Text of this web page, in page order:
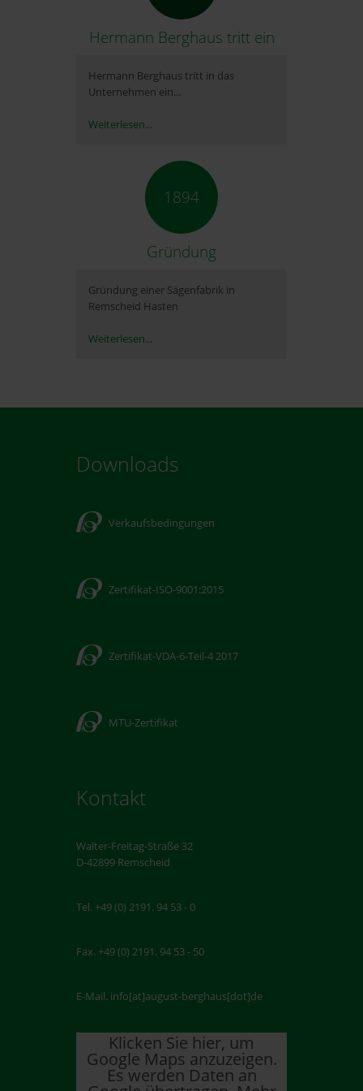
Hermann Berghaus tritt ein
Hermann Berghaus tritt in das
Unternehmen ein...
Weiterlesen...
1894
Gründung
Gründung einer Sägenfabrik in
Remscheid Hasten
Weiterlesen...
Downloads
Verkaufsbedingungen
Zertifikat-ISO-9001:2015
Zertifikat-VDA-6-Teil-4 2017
MTU-Zertifikat
Kontakt
Walter-Freitag-Straße 32
D-42899 Remscheid
Tel. +49 (0) 2191. 94 53 - 0
Fax. +49 (0) 2191. 94 53 - 50
E-Mail. info[at]august-berghaus[dot]de
Klicken Sie hier, um
Google Maps anzuzeigen.
Es werden Daten an